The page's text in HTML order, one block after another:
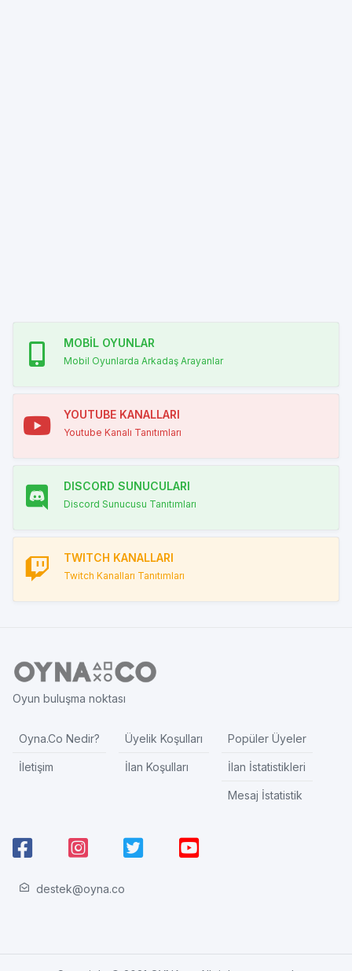
MOBİL OYUNLAR
Mobil Oyunlarda Arkadaş Arayanlar
YOUTUBE KANALLARI
Youtube Kanalı Tanıtımları
DISCORD SUNUCULARI
Discord Sunucusu Tanıtımları
TWITCH KANALLARI
Twitch Kanalları Tanıtımları
Oyun buluşma noktası
Oyna.Co Nedir?
İletişim
Üyelik Koşulları
İlan Koşulları
Popüler Üyeler
İlan İstatistikleri
Mesaj İstatistik
destek@oyna.co